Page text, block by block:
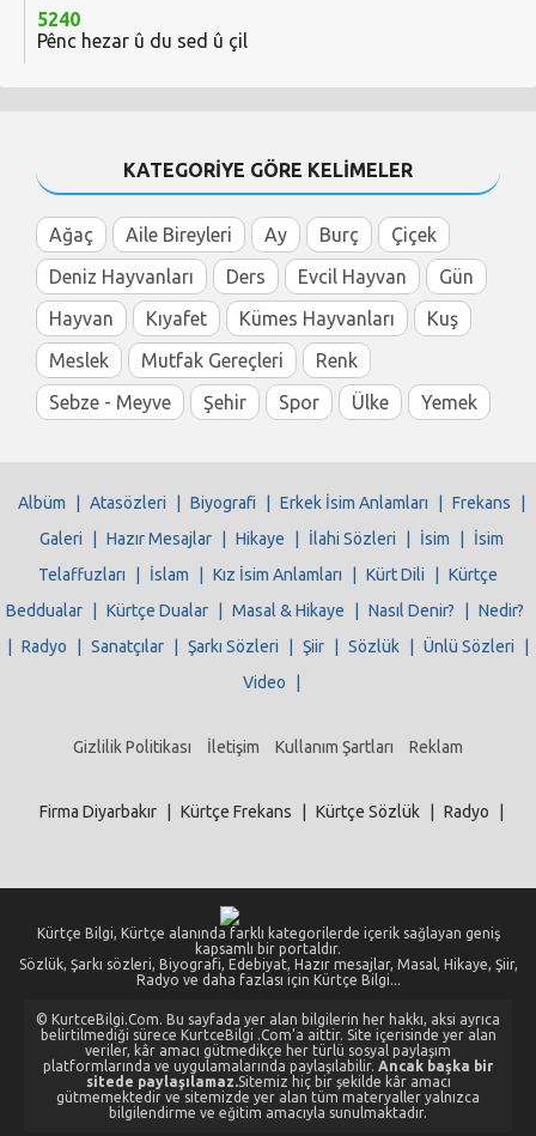
5240
Pênc hezar û du sed û çil
KATEGORİYE GÖRE KELİMELER
Ağaç Aile Bireyleri Ay Burç
Çiçek
Deniz Hayvanları
Ders Evcil Hayvan
Gün
Hayvan
Kıyafet Kümes Hayvanları
Kuş
Meslek
Mutfak Gereçleri
Renk
Sebze - Meyve
Şehir Spor Ülke Yemek
Albüm Atasözleri Biyografi Erkek İsim Anlamları Frekans
Galeri
Hazır Mesajlar Hikaye İlahi Sözleri İsim
İsim
Telaffuzları
İslam Kız İsim Anlamları Kürt Dili
Kürtçe
Beddualar
Kürtçe Dualar Masal & Hikaye Nasıl Denir?
Nedir?
Radyo Sanatçılar Şarkı Sözleri Şiir Sözlük Ünlü Sözleri
Video
Gizlilik Politikası İletişim Kullanım Şartları Reklam
Firma Diyarbakır Kürtçe Frekans Kürtçe Sözlük Radyo
Kürtçe Bilgi, Kürtçe alanında farklı kategorilerde içerik sağlayan geniş
kapsamlı bir portaldır.
Sözlük, Şarkı sözleri, Biyografi, Edebiyat, Hazır mesajlar, Masal, Hikaye, Şiir,
Radyo ve daha fazlası için Kürtçe Bilgi...
© KurtceBilgi.Com. Bu sayfada yer alan bilgilerin her hakkı, aksi ayrıca
belirtilmediği sürece KurtceBilgi .Com'a aittir. Site içerisinde yer alan
veriler, kâr amacı gütmedikçe her türlü sosyal paylaşım
platformlarında ve uygulamalarında paylaşılabilir. Ancak başka bir
sitede paylaşılamaz.Sitemiz hiç bir şekilde kâr amacı
gütmemektedir ve sitemizde yer alan tüm materyaller yalnızca
bilgilendirme ve eğitim amacıyla sunulmaktadır.